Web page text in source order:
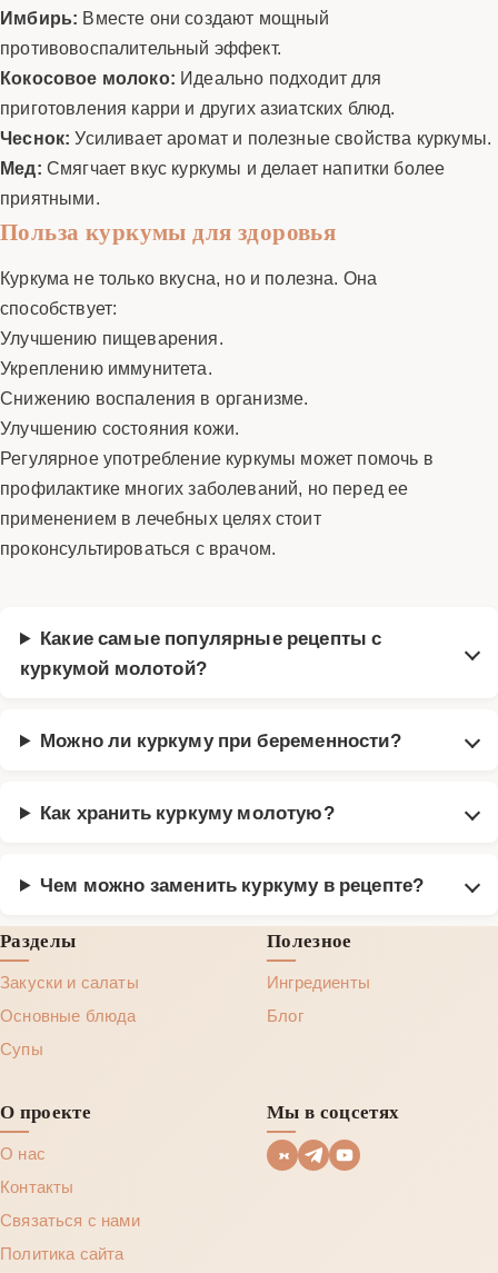
Имбирь: Вместе они создают мощный
противовоспалительный эффект.
Кокосовое молоко: Идеально подходит для
приготовления карри и других азиатских блюд.
Чеснок: Усиливает аромат и полезные свойства куркумы.
Мед: Смягчает вкус куркумы и делает напитки более
приятными.
Польза куркумы для здоровья
Куркума не только вкусна, но и полезна. Она
способствует:
Улучшению пищеварения.
Укреплению иммунитета.
Снижению воспаления в организме.
Улучшению состояния кожи.
Регулярное употребление куркумы может помочь в
профилактике многих заболеваний, но перед ее
применением в лечебных целях стоит
проконсультироваться с врачом.
Какие самые популярные рецепты с
куркумой молотой?
Можно ли куркуму при беременности?
Как хранить куркуму молотую?
Чем можно заменить куркуму в рецепте?
Разделы
Закуски и салаты
Основные блюда
Супы
Полезное
Ингредиенты
Блог
О проекте
О нас
Контакты
Связаться с нами
Политика сайта
Мы в соцсетях